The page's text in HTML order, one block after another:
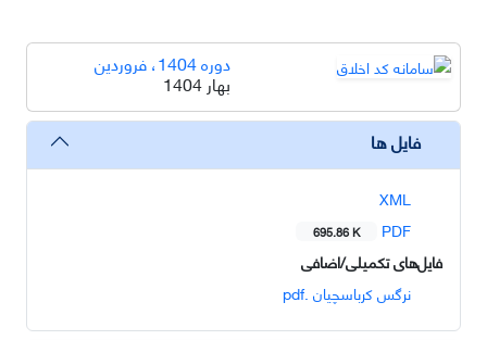
دوره 1404، فروردین
بهار 1404
فایل ها
XML
PDF
695.86 K
فایل‌های تکمیلی/اضافی
نرگس کرباسچیان .pdf